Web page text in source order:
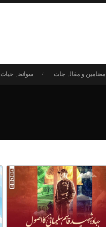
مضامین و مقالہ جات سوانحہ حیات